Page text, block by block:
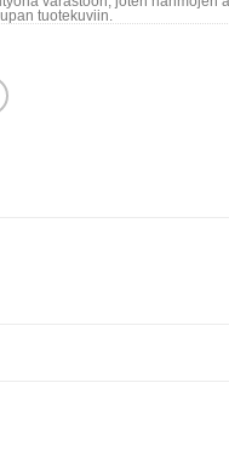
tuotekuviin.